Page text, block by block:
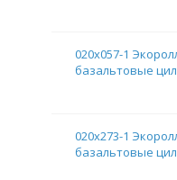
020х057-1
базальтовые
020х273-1
базальтовые